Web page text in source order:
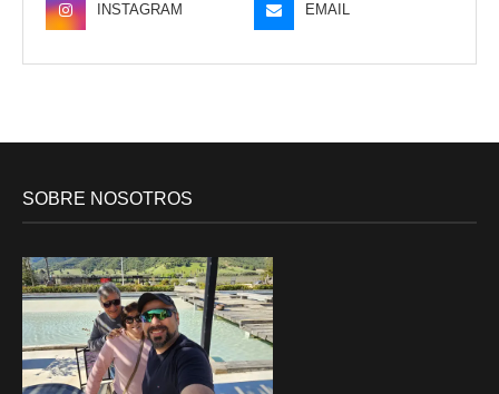
INSTAGRAM EMAIL
SOBRE NOSOTROS